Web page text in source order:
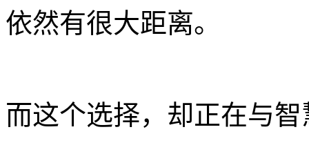
依然有很大距离。
而这个选择，却正在与